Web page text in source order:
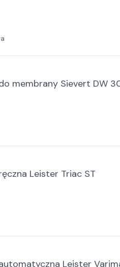
membrany Sievert DW
Leister Triac ST
Leister